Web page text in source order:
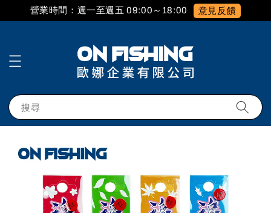
營業時間：週一至週五 09:00～18:00 意見反饋
搜尋